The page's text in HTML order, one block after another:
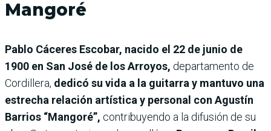
Mangoré
Pablo Cáceres Escobar, nacido el 22 de junio de
1900 en San José de los Arroyos, departamento de
Cordillera, dedicó su vida a la guitarra y mantuvo una
estrecha relación artística y personal con Agustín
Barrios “Mangoré”, contribuyendo a la difusión de su